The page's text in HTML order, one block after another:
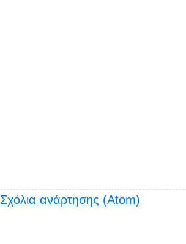
Σχόλια ανάρτησης (Atom)